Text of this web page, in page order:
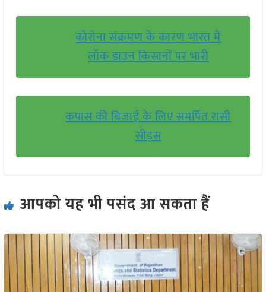
कोरोना संक्रमण के कारण भारत मैं
लॉक डाउन किसानों पर भारी
कपास की बिजाई के लिए समर्पित रासी
सीड्स
आपको यह भी पसंद आ सकता हैं